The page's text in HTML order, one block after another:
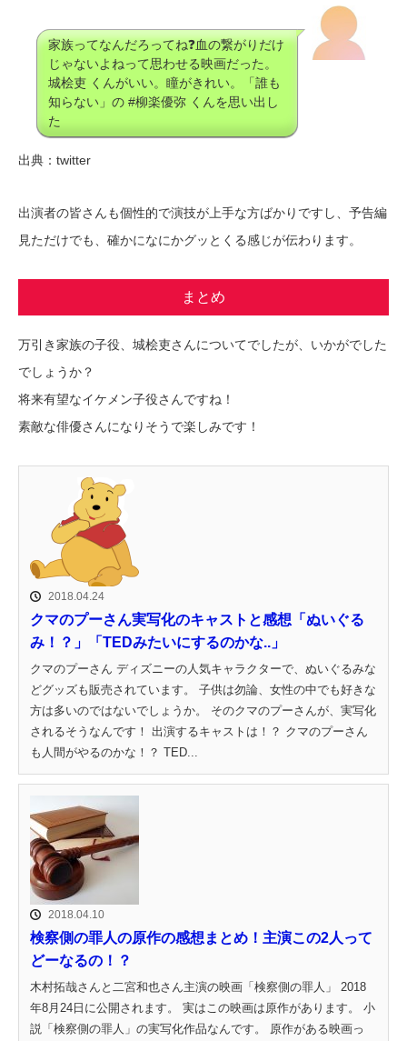
家族ってなんだろってね❓血の繋がりだけ
じゃないよねって思わせる映画だった。
城桧吏 くんがいい。瞳がきれい。「誰も
知らない」の #柳楽優弥 くんを思い出し
た
出典：twitter
出演者の皆さんも個性的で演技が上手な方ばかりですし、予告編
見ただけでも、確かになにかグッとくる感じが伝わります。
まとめ
万引き家族の子役、城桧吏さんについてでしたが、いかがでした
でしょうか？
将来有望なイケメン子役さんですね！
素敵な俳優さんになりそうで楽しみです！
2018.04.24
クマのプーさん実写化のキャストと感想「ぬいぐる
み！？」「TEDみたいにするのかな..」
クマのプーさん ディズニーの人気キャラクターで、ぬいぐるみな
どグッズも販売されています。 子供は勿論、女性の中でも好きな
方は多いのではないでしょうか。 そのクマのプーさんが、実写化
されるそうなんです！ 出演するキャストは！？ クマのプーさん
も人間がやるのかな！？ TED...
2018.04.10
検察側の罪人の原作の感想まとめ！主演この2人って
どーなるの！？
木村拓哉さんと二宮和也さん主演の映画「検察側の罪人」 2018
年8月24日に公開されます。 実はこの映画は原作があります。 小
説「検察側の罪人」の実写化作品なんです。 原作がある映画っ